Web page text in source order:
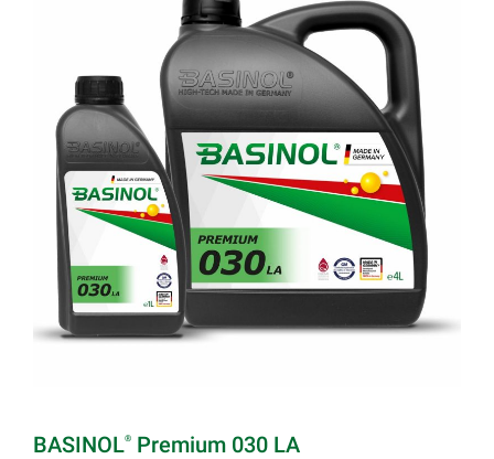
BASINOL® Premium 030 LA